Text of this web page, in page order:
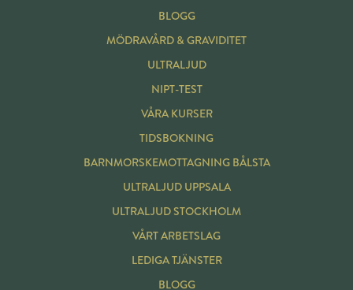
BLOGG
MÖDRAVÅRD & GRAVIDITET
ULTRALJUD
NIPT-TEST
VÅRA KURSER
TIDSBOKNING
BARNMORSKEMOTTAGNING BÅLSTA
ULTRALJUD UPPSALA
ULTRALJUD STOCKHOLM
VÅRT ARBETSLAG
LEDIGA TJÄNSTER
BLOGG